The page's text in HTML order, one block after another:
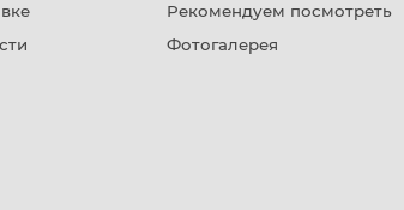
Рекомендуем посмотреть
Фотогалерея